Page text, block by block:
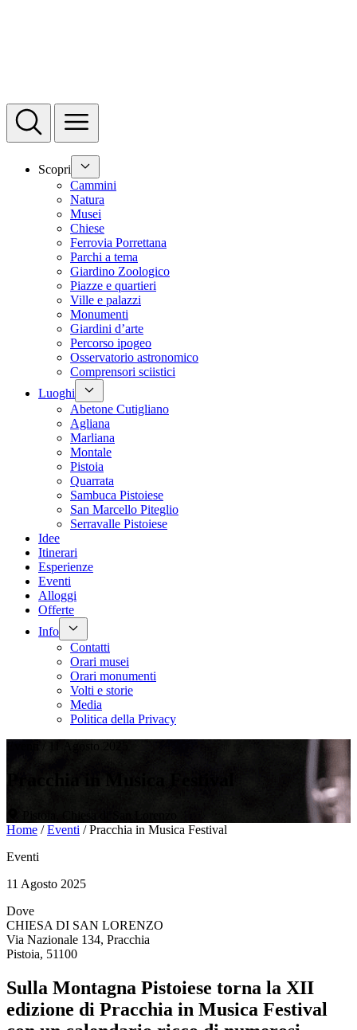
Scopri
Cammini
Natura
Musei
Chiese
Ferrovia Porrettana
Parchi a tema
Giardino Zoologico
Piazze e quartieri
Ville e palazzi
Monumenti
Giardini d’arte
Percorso ipogeo
Osservatorio astronomico
Comprensori sciistici
Luoghi
Abetone Cutigliano
Agliana
Marliana
Montale
Pistoia
Quarrata
Sambuca Pistoiese
San Marcello Piteglio
Serravalle Pistoiese
Idee
Itinerari
Esperienze
Eventi
Alloggi
Offerte
Info
Contatti
Orari musei
Orari monumenti
Volti e storie
Media
Politica della Privacy
11 Agosto 2025
Pracchia in Musica Festival
Home /Eventi /Pracchia in Musica Festival
Eventi
11 Agosto 2025
Dove
CHIESA DI SAN LORENZO
Via Nazionale 134, Pracchia
Pistoia, 51100
Sulla Montagna Pistoiese torna la XII
edizione di Pracchia in Musica Festival